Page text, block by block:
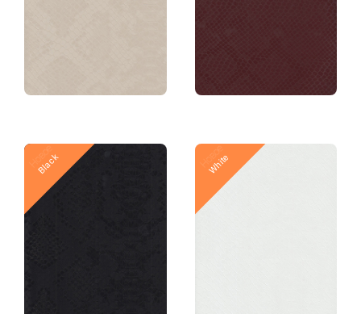
Новое
Black Новое
White